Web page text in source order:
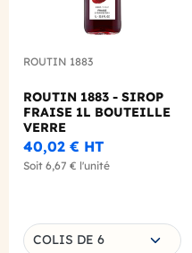
ROUTIN 1883
ROUTIN 1883 - SIROP
FRAISE 1L BOUTEILLE
VERRE
40,02 € HT
Soit 6,67 € l'unité
Choisissez une
COLIS DE 6